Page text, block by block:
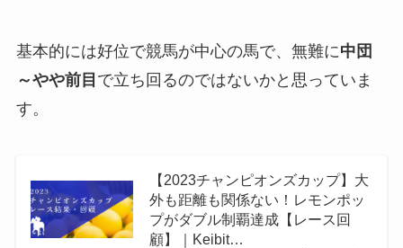
基本的には好位で競馬が中心の馬で、無難に中団
～やや前目 で立ち回るのではないかと思っていま
す。
【2023チャンピオンズカップ】大
外も距離も関係ない！レモンポッ
プがダブル制覇達成【レース回
顧】｜Keibit…